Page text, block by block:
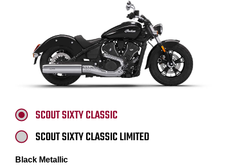
SCOUT SIXTY CLASSIC
SCOUT SIXTY CLASSIC LIMITED
Black Metallic